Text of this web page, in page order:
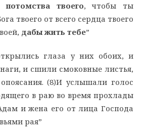
твоего, чтобы ты
твоего от всего сердца твоего
дабы жить тебе”
глаза у них обоих, и
и сшили смоковные листья,
(8)И услышали голос
в раю во время прохлады
и жена его от лица Господа
рая”